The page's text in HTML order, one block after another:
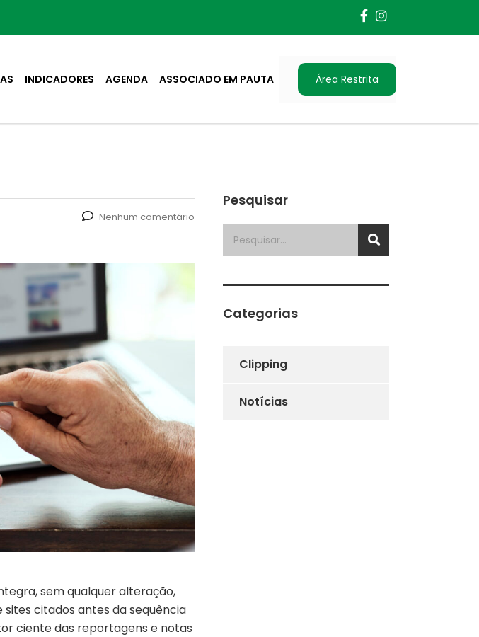
INDICADORES AGENDA ASSOCIADO EM PAUTA Área Restrita
Nenhum comentário
sem qualquer alteração,
citados antes da sequência
ciente das reportagens e notas
Pesquisar
Categorias
Clipping
Notícias